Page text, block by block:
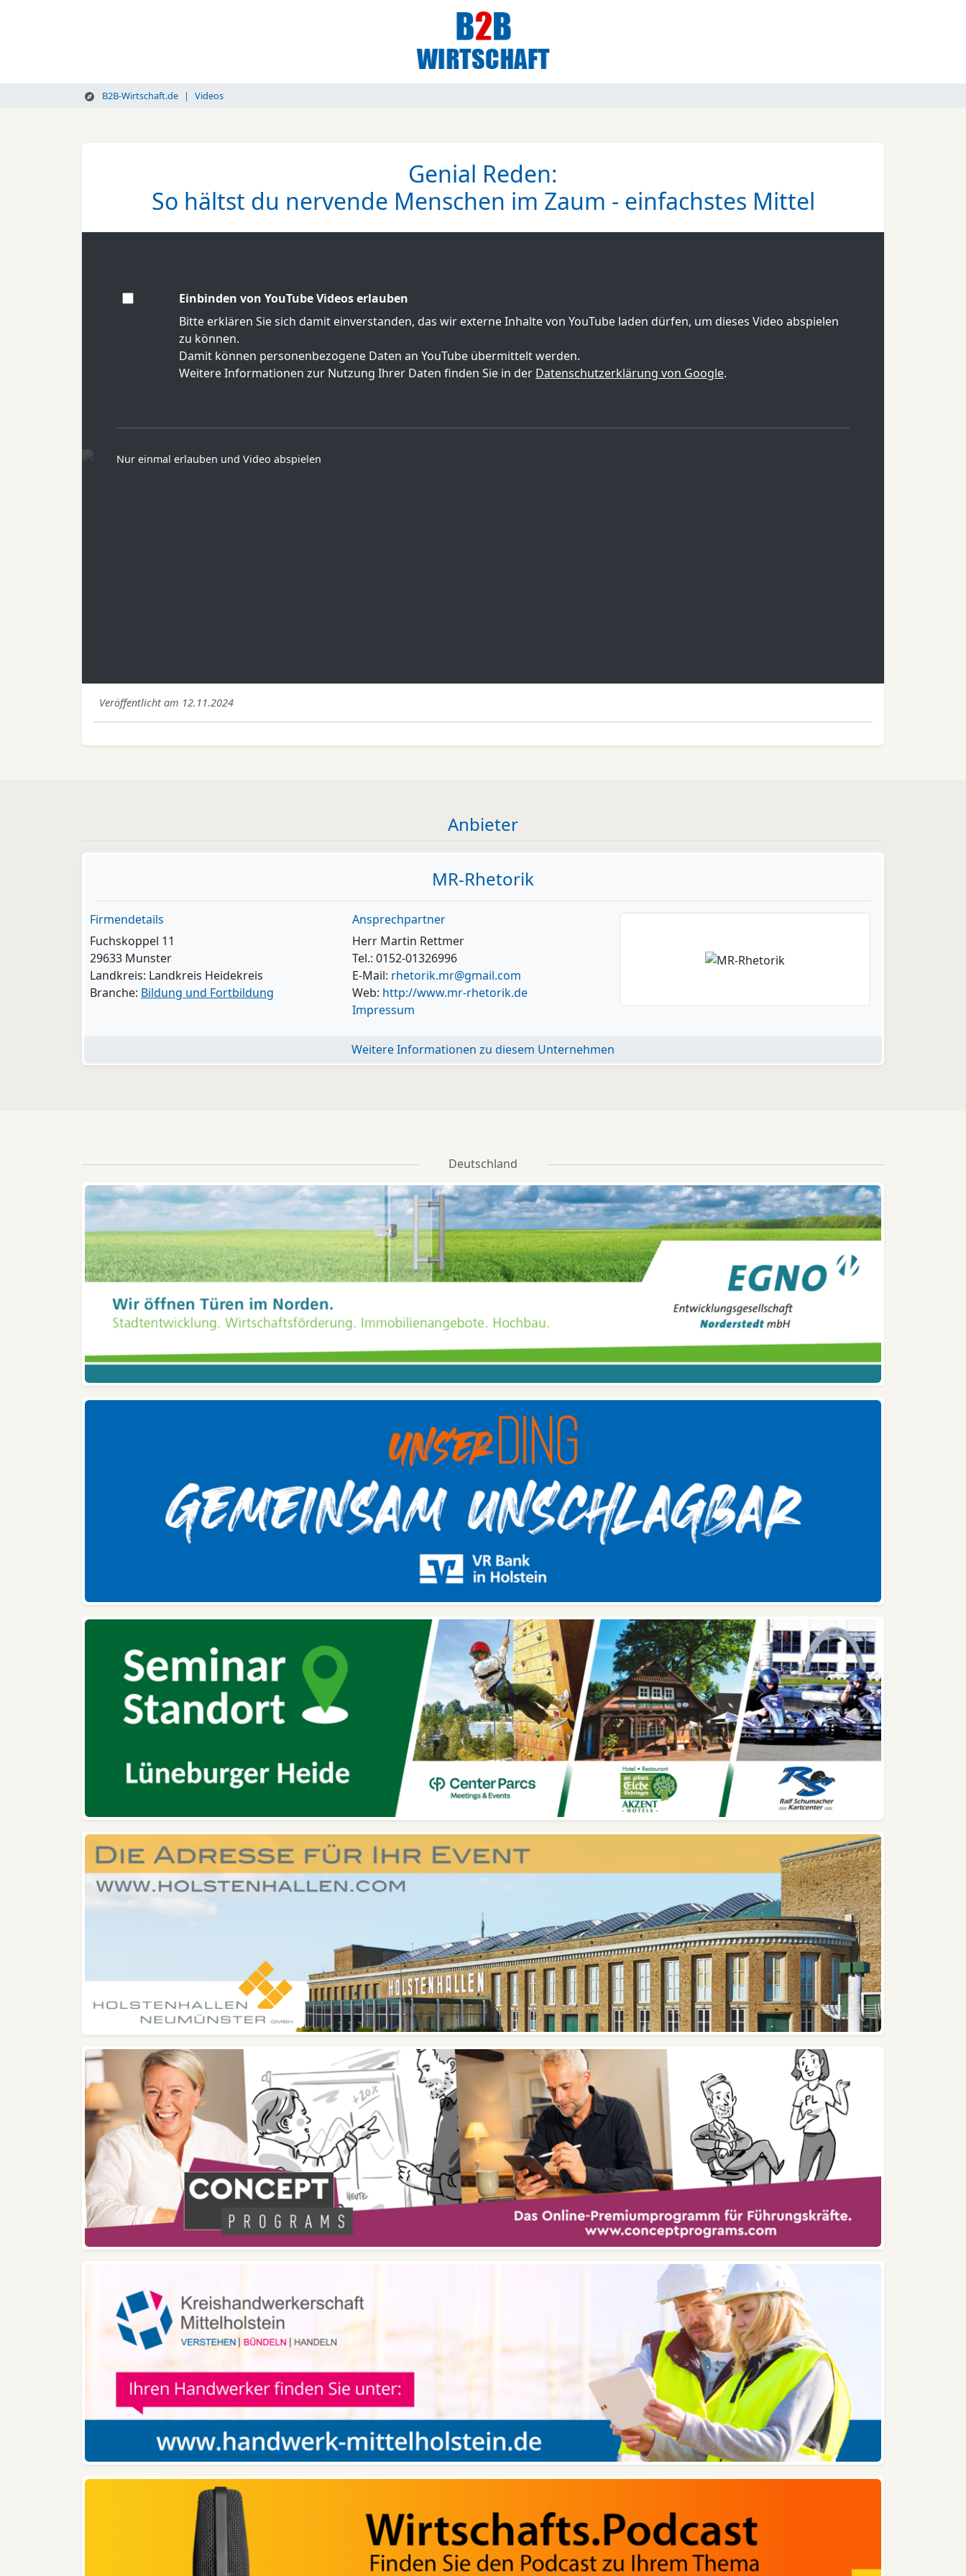
B2B-Wirtschaft.de Videos
Genial Reden:
So hältst du nervende Menschen im Zaum - einfachstes Mittel
Einbinden von YouTube Videos erlauben
Bitte erklären Sie sich damit einverstanden, das wir externe Inhalte von YouTube laden dürfen, um dieses Video abspielen
zu können.
Damit können personenbezogene Daten an YouTube übermittelt werden.
Weitere Informationen zur Nutzung Ihrer Daten finden Sie in der Datenschutzerklärung von Google.
Nur einmal erlauben und Video abspielen
Veröffentlicht am 12.11.2024
Anbieter
MR-Rhetorik
Firmendetails
Fuchskoppel 11
29633 Munster
Landkreis: Landkreis Heidekreis
Branche: Bildung und Fortbildung
Ansprechpartner
Herr Martin Rettmer
Tel.: 0152-01326996
E-Mail: rhetorik.mr@gmail.com
Web: http://www.mr-rhetorik.de
Impressum
Weitere Informationen zu diesem Unternehmen
Deutschland